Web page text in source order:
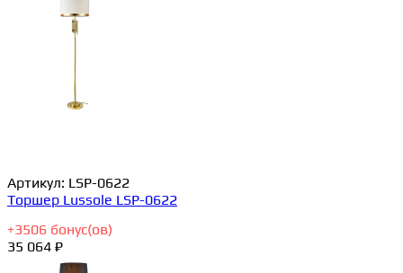
Артикул: LSP-0622
Торшер Lussole LSP-0622
+3506 бонус(ов)
35 064 ₽